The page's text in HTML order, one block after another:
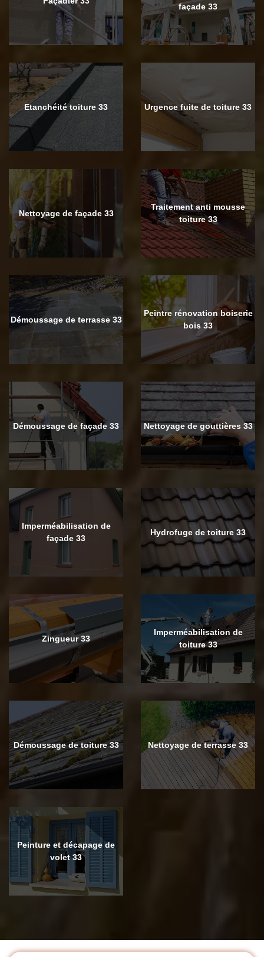
façade 33
Etanchéité toiture 33 Urgence fuite de toiture 33
Nettoyage de façade 33
Traitement anti mousse
toiture 33
Démoussage de terrasse 33
Peintre rénovation boiserie
bois 33
Démoussage de façade 33 Nettoyage de gouttières 33
Imperméabilisation de
façade 33
Hydrofuge de toiture 33
Zingueur 33
Imperméabilisation de
toiture 33
Démoussage de toiture 33 Nettoyage de terrasse 33
Peinture et décapage de
volet 33